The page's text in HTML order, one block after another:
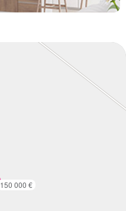
150 000 €